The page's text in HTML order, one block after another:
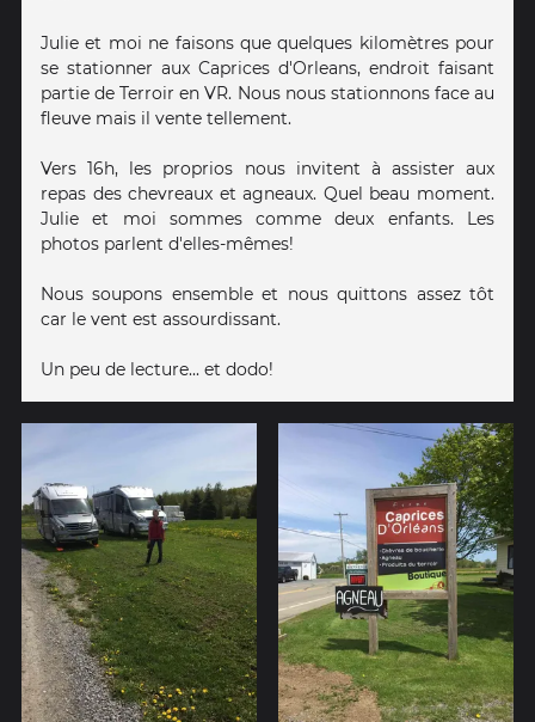
Julie et moi ne faisons que quelques kilomètres pour
se stationner aux Caprices d'Orleans, endroit faisant
partie de Terroir en VR. Nous nous stationnons face au
fleuve mais il vente tellement.
Vers 16h, les proprios nous invitent à assister aux
repas des chevreaux et agneaux. Quel beau moment.
Julie et moi sommes comme deux enfants. Les
photos parlent d'elles-mêmes!
Nous soupons ensemble et nous quittons assez tôt
car le vent est assourdissant.
Un peu de lecture... et dodo!